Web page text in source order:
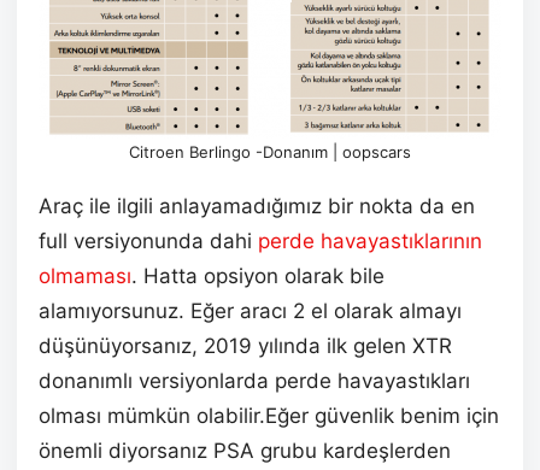
Citroen Berlingo -Donanım | oopscars
Araç ile ilgili anlayamadığımız bir nokta da en
full versiyonunda dahi perde havayastıklarının
olmaması. Hatta opsiyon olarak bile
alamıyorsunuz. Eğer aracı 2 el olarak almayı
düşünüyorsanız, 2019 yılında ilk gelen XTR
donanımlı versiyonlarda perde havayastıkları
olması mümkün olabilir.Eğer güvenlik benim için
önemli diyorsanız PSA grubu kardeşlerden